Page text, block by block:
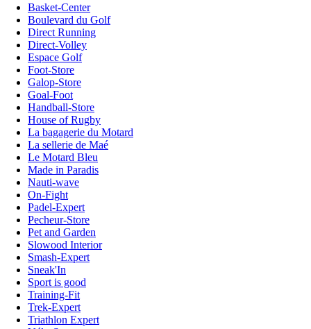
Basket-Center
Boulevard du Golf
Direct Running
Direct-Volley
Espace Golf
Foot-Store
Galop-Store
Goal-Foot
Handball-Store
House of Rugby
La bagagerie du Motard
La sellerie de Maé
Le Motard Bleu
Made in Paradis
Nauti-wave
On-Fight
Padel-Expert
Pecheur-Store
Pet and Garden
Slowood Interior
Smash-Expert
Sneak'In
Sport is good
Training-Fit
Trek-Expert
Triathlon Expert